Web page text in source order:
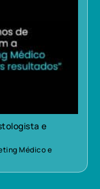
e
Médico e